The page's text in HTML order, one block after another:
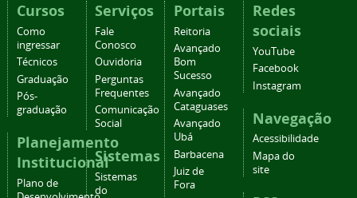
Cursos
Como
ingressar
Técnicos
Graduação
Pós-
graduação
Planejamento
Institucional
Plano de
Serviços
Fale
Conosco
Ouvidoria
Perguntas
Frequentes
Comunicação
Social
Sistemas
Sistemas
do
Portais
Reitoria
Avançado
Bom
Sucesso
Avançado
Cataguases
Avançado
Ubá
Barbacena
Juiz de
Fora
Redes
sociais
YouTube
Facebook
Instagram
Navegação
Acessibilidade
Mapa do
site